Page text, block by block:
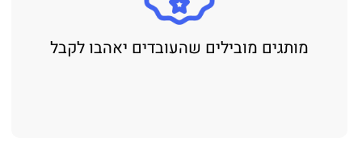
מותגים מובילים שהעובדים יאהבו לקבל